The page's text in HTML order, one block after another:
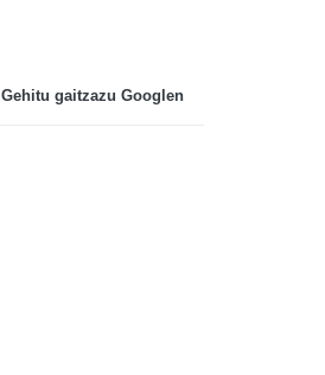
Gehitu gaitzazu Googlen